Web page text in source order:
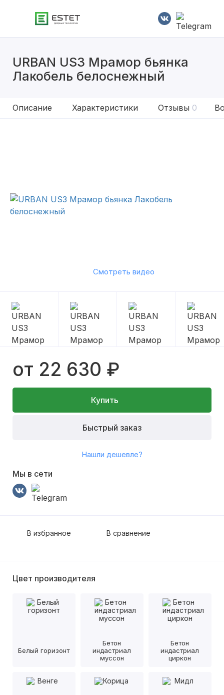
URBAN US3 Мрамор бьянка
Лакобель белоснежный
Описание Характеристики Отзывы 0
Смотреть видео
от 22 630 ₽
Купить
Быстрый заказ
Нашли дешевле?
Мы в сети
В избранное В сравнение
Цвет производителя
Белый горизонт
Бетон
индастриал
муссон
Бетон
индастриал
циркон